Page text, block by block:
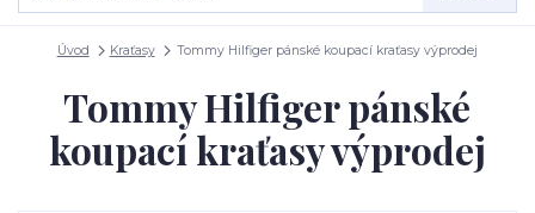
Úvod Kraťasy Tommy Hilfiger pánské koupací kraťasy výprodej
Tommy Hilfiger pánské
koupací kraťasy výprodej